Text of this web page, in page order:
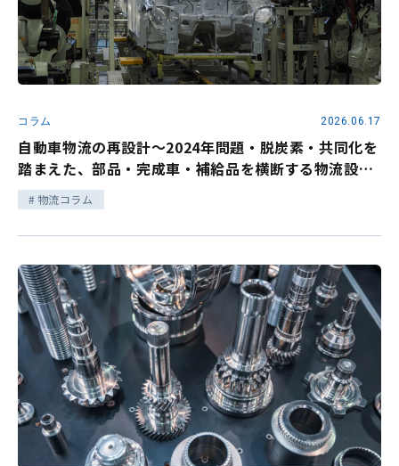
コラム 2026.06.17
自動車物流の再設計～2024年問題・脱炭素・共同化を
踏まえた、部品・完成車・補給品を横断する物流設計
の見直し～
物流コラム